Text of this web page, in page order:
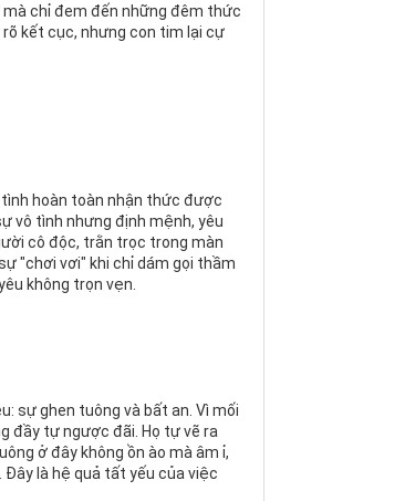
mà chỉ đem đến những đêm thức
kết cục, nhưng con tim lại cự
hoàn toàn nhận thức được
vô tình nhưng định mệnh, yêu
cô độc, trằn trọc trong màn
"chơi vơi" khi chỉ dám gọi thầm
không trọn vẹn.
sự ghen tuông và bất an. Vì mối
đầy tự ngược đãi. Họ tự vẽ ra
ở đây không ồn ào mà âm ỉ,
là hệ quả tất yếu của việc